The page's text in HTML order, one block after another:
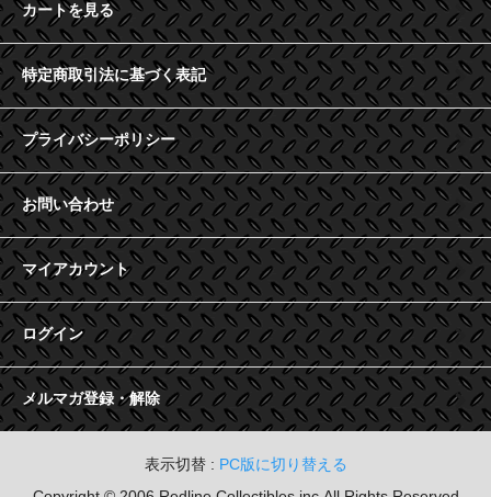
カートを見る
特定商取引法に基づく表記
プライバシーポリシー
お問い合わせ
マイアカウント
ログイン
メルマガ登録・解除
表示切替 : PC版に切り替える